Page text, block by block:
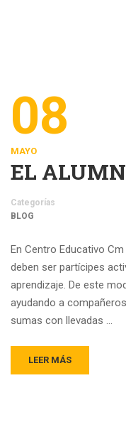
08
MAYO
EL
Categorías
BLOG
En Centro Educativo
deben ser partícipes
aprendizaje. De este
ayudando a
sumas con llevadas …
LEER MÁS